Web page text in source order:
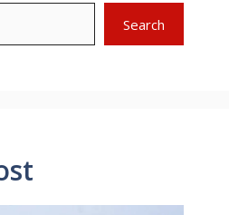
Search